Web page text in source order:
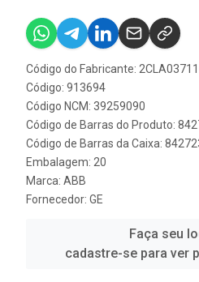
Código do Fabricante:
Código: 913694
Código NCM: 39259090
Código de Barras do Produto:
Código de Barras da Caixa:
Embalagem: 20
Marca: ABB
Fornecedor: GE
Faça seu
cadastre-se para ver